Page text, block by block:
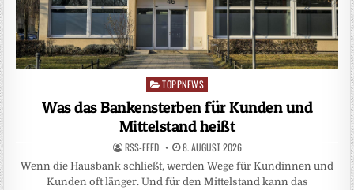
Posted
TOPPNEWS
Was das Bankensterben für Kunden und
Mittelstand heißt
RSS-FEED 8. AUGUST 2026
Wenn die Hausbank schließt, werden Wege für Kundinnen und
Kunden oft länger. Und für den Mittelstand kann das